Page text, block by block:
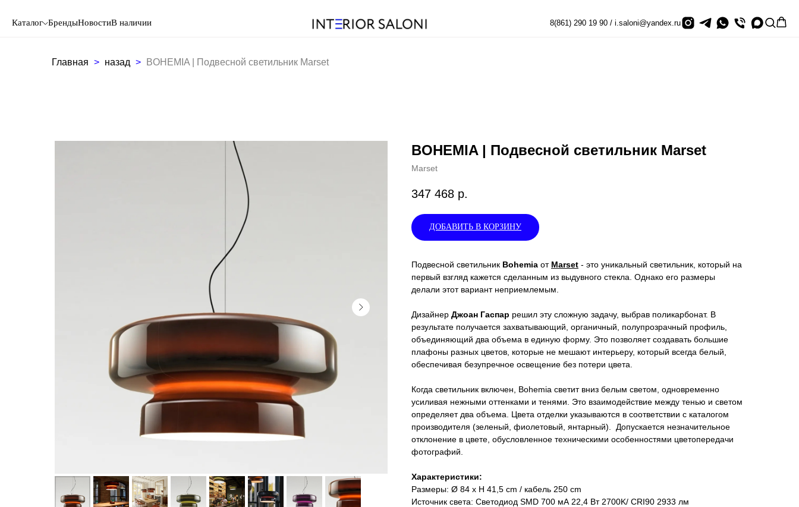
Каталог БрендыНовостиВ наличии 8(861) 290 19 90 / i.saloni@yandex.ru
Главная назад BOHEMIA | Подвесной светильник Marset
BOHEMIA | Подвесной светильник Marset
Marset
347 468 р.
ДОБАВИТЬ В КОРЗИНУ
Подвесной светильник Bohemia от Marset - это уникальный светильник, который на
первый взгляд кажется сделанным из выдувного стекла. Однако его размеры
делали этот вариант неприемлемым.
Дизайнер Джоан Гаспар решил эту сложную задачу, выбрав поликарбонат. В
результате получается захватывающий, органичный, полупрозрачный профиль,
объединяющий два объема в единую форму. Это позволяет создавать большие
плафоны разных цветов, которые не мешают интерьеру, который всегда белый,
обеспечивая безупречное освещение без потери цвета.
Когда светильник включен, Bohemia светит вниз белым светом, одновременно
усиливая нежными оттенками и тенями. Это взаимодействие между тенью и светом
определяет два объема. Цвета отделки указываются в соответствии с каталогом
производителя (зеленый, фиолетовый, янтарный). Допускается незначительное
отклонение в цвете, обусловленное техническими особенностями цветопередачи
фотографий.
Характеристики:
Размеры: Ø 84 x H 41,5 cm / кабель 250 cm
Источник света: Светодиод SMD 700 мА 22,4 Вт 2700K/ CRI90 2933 лм